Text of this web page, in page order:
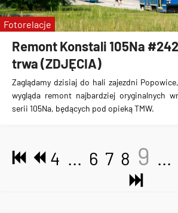
Remont Konstali 105Na
trwa (ZDJĘCIA)
Zaglądamy dzisiaj do hali zajezdni
wygląda remont najbardziej oryginalnych
serii 105Na, będących pod opieką TMW.
Fotorelacje
4 ... 6 7 8 9 ...